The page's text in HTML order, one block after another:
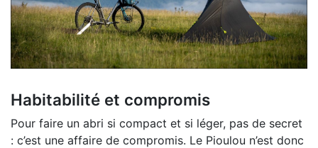
Habitabilité et compromis
Pour faire un abri si compact et si léger, pas de secret
: c’est une affaire de compromis. Le Pioulou n’est donc